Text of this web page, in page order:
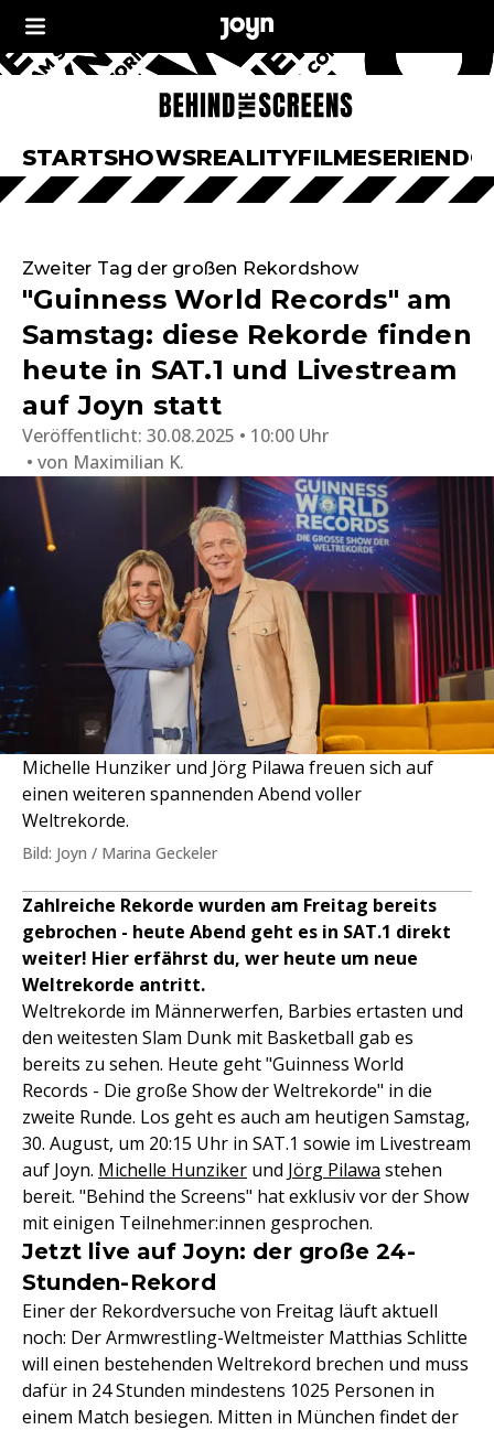
STARTSHOWSREALITYFILMESERIEN
Zweiter Tag der großen Rekordshow
"Guinness World Records" am
Samstag: diese Rekorde finden
heute in SAT.1 und Livestream
auf Joyn statt
Veröffentlicht: 30.08.2025 • 10:00 Uhr
von Maximilian K.
Michelle Hunziker und Jörg Pilawa freuen sich auf
einen weiteren spannenden Abend voller
Weltrekorde.
Bild: Joyn / Marina Geckeler
Zahlreiche Rekorde wurden am Freitag bereits
gebrochen - heute Abend geht es in SAT.1 direkt
weiter! Hier erfährst du, wer heute um neue
Weltrekorde antritt.
Weltrekorde im Männerwerfen, Barbies ertasten und
den weitesten Slam Dunk mit Basketball gab es
bereits zu sehen. Heute geht "Guinness World
Records - Die große Show der Weltrekorde" in die
zweite Runde. Los geht es auch am heutigen Samstag,
30. August, um 20:15 Uhr in SAT.1 sowie im Livestream
auf Joyn. Michelle Hunziker und Jörg Pilawa stehen
bereit. "Behind the Screens" hat exklusiv vor der Show
mit einigen Teilnehmer:innen gesprochen.
Jetzt live auf Joyn: der große 24-
Stunden-Rekord
Einer der Rekordversuche von Freitag läuft aktuell
noch: Der Armwrestling-Weltmeister Matthias Schlitte
will einen bestehenden Weltrekord brechen und muss
dafür in 24 Stunden mindestens 1025 Personen in
einem Match besiegen. Mitten in München findet der